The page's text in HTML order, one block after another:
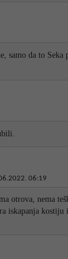
samo da to
06:19
otrova, nema
iskapanja